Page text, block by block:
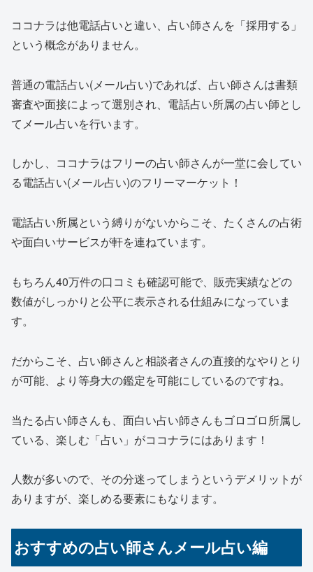
ココナラは他電話占いと違い、占い師さんを「採用する」
という概念がありません。
普通の電話占い(メール占い)であれば、占い師さんは書類
審査や面接によって選別され、電話占い所属の占い師とし
てメール占いを行います。
しかし、 ココナラはフリーの占い師さんが一堂に会してい
る電話占い(メール占い)のフリーマーケット！
電話占い所属という縛りがないからこそ、 たくさんの占術
や面白いサービスが軒を連ねています。
もちろん40万件の口コミも確認可能で、販売実績などの
数値がしっかりと公平に表示される仕組みになっていま
す。
だからこそ、占い師さんと相談者さんの直接的なやりとり
が可能、より等身大の鑑定を可能にしているのですね。
当たる占い師さんも、面白い占い師さんもゴロゴロ所属し
ている、楽しむ「占い」がココナラにはあります！
人数が多いので、その分迷ってしまうというデメリットが
ありますが、楽しめる要素にもなります。
おすすめの占い師さんメール占い編